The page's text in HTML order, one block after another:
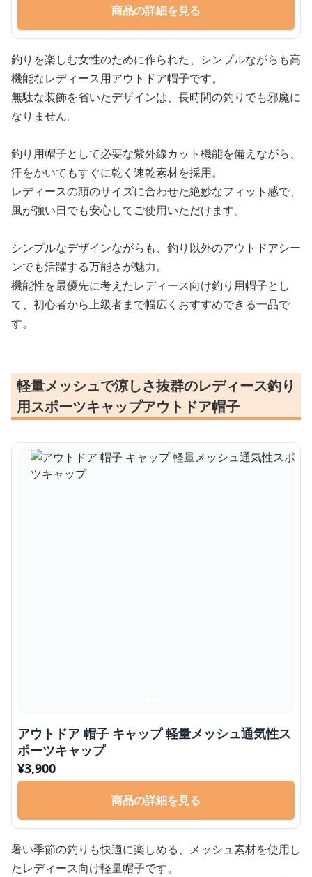
商品の詳細を見る
釣りを楽しむ女性のために作られた、シンプルながらも高
機能なレディース用アウトドア帽子です。
無駄な装飾を省いたデザインは、長時間の釣りでも邪魔に
なりません。
釣り用帽子として必要な紫外線カット機能を備えながら、
汗をかいてもすぐに乾く速乾素材を採用。
レディースの頭のサイズに合わせた絶妙なフィット感で、
風が強い日でも安心してご使用いただけます。
シンプルなデザインながらも、釣り以外のアウトドアシー
ンでも活躍する万能さが魅力。
機能性を最優先に考えたレディース向け釣り用帽子とし
て、初心者から上級者まで幅広くおすすめできる一品で
す。
軽量メッシュで涼しさ抜群のレディース釣り
用スポーツキャップアウトドア帽子
アウトドア 帽子 キャップ 軽量メッシュ通気性ス
ポーツキャップ
¥3,900
商品の詳細を見る
暑い季節の釣りも快適に楽しめる、メッシュ素材を使用し
たレディース向け軽量帽子です。